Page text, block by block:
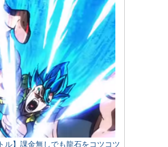
ル】課金無しでも龍石をコツコツ